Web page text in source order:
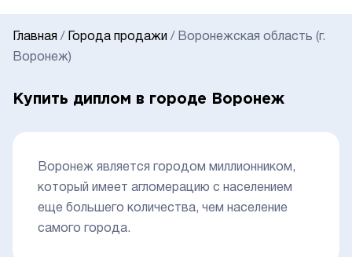
Главная / Города продажи / Воронежcкая область (г.
Воронеж)
Купить диплом в городе Воронеж
Воронеж является городом миллионником,
который имеет агломерацию с населением
еще большего количества, чем население
самого города.